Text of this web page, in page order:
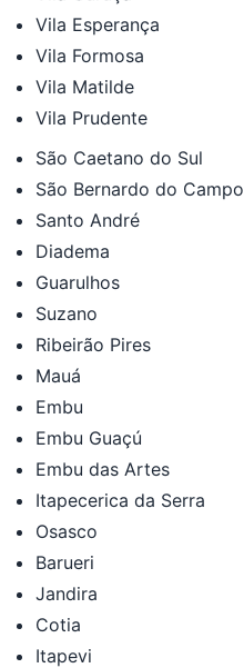
Vila Esperança
Vila Formosa
Vila Matilde
Vila Prudente
São Caetano do Sul
São Bernardo do Campo
Santo André
Diadema
Guarulhos
Suzano
Ribeirão Pires
Mauá
Embu
Embu Guaçú
Embu das Artes
Itapecerica da Serra
Osasco
Barueri
Jandira
Cotia
Itapevi